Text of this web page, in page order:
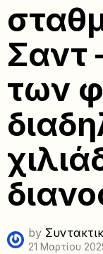
Σαντ
των
by
21 Μαρτίου